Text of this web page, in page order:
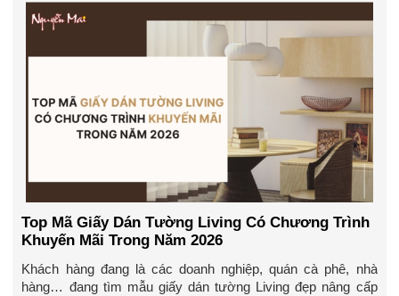
Top Mã Giấy Dán Tường Living Có Chương Trình
Khuyến Mãi Trong Năm 2026
Khách hàng đang là các doanh nghiệp, quán cà phê, nhà
hàng… đang tìm mẫu giấy dán tường Living đẹp nâng cấp